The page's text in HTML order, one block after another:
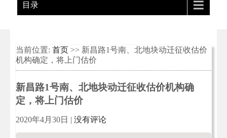
目录
当前位置: 首页 >> ​新昌路1号南、北地块动迁征收估价
机构确定，将上门估价
​新昌路1号南、北地块动迁征收估价机构确
定，将上门估价
2020年4月30日 | 没有评论